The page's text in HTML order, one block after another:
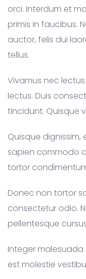
orci. Interdum et
primis in faucibus.
auctor, felis dui
tellus.
Vivamus nec
lectus. Duis
tincidunt. Quisque
Quisque dignissim,
sapien commodo
tortor
Donec non tortor
consectetur odio.
pellentesque
Integer
est molestie